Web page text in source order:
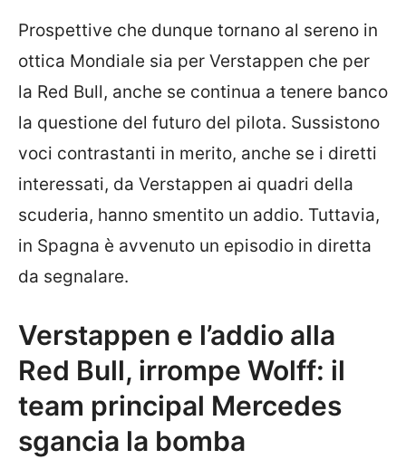
Prospettive che dunque tornano al sereno in
ottica Mondiale sia per Verstappen che per
la Red Bull, anche se continua a tenere banco
la questione del futuro del pilota. Sussistono
voci contrastanti in merito, anche se i diretti
interessati, da Verstappen ai quadri della
scuderia, hanno smentito un addio. Tuttavia,
in Spagna è avvenuto un episodio in diretta
da segnalare.
Verstappen e l’addio alla
Red Bull, irrompe Wolff: il
team principal Mercedes
sgancia la bomba